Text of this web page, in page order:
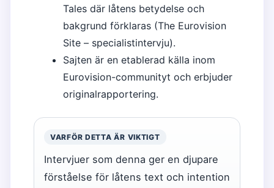
Tales där låtens betydelse och
bakgrund förklaras (The Eurovision
Site – specialistintervju).
Sajten är en etablerad källa inom
Eurovision-communityt och erbjuder
originalrapportering.
VARFÖR DETTA ÄR VIKTIGT
Intervjuer som denna ger en djupare
förståelse för låtens text och intention